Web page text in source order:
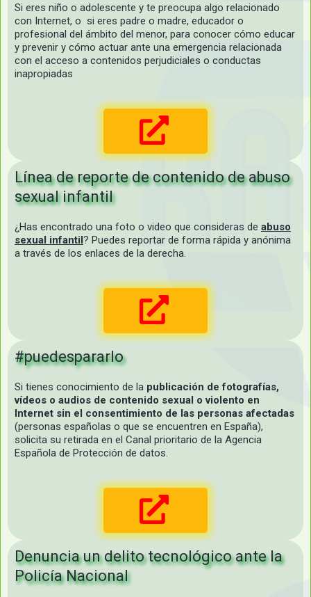
Si eres niño o adolescente y te preocupa algo relacionado
con Internet, o si eres padre o madre, educador o
profesional del ámbito del menor, para conocer cómo educar
y prevenir y cómo actuar ante una emergencia relacionada
con el acceso a contenidos perjudiciales o conductas
inapropiadas
Línea de reporte de contenido de abuso
sexual infantil
¿Has encontrado una foto o video que consideras de abuso
sexual infantil? Puedes reportar de forma rápida y anónima
a través de los enlaces de la derecha.
#puedespararlo
Si tienes conocimiento de la publicación de fotografías,
vídeos o audios de contenido sexual o violento en
Internet sin el consentimiento de las personas afectadas
(personas españolas o que se encuentren en España),
solicita su retirada en el Canal prioritario de la Agencia
Española de Protección de datos.
Denuncia un delito tecnológico ante la
Policía Nacional